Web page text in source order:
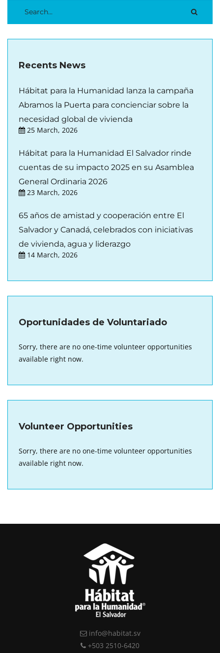
Recents News
Hábitat para la Humanidad lanza la campaña
Abramos la Puerta para concienciar sobre la
necesidad global de vivienda
25 March, 2026
Hábitat para la Humanidad El Salvador rinde
cuentas de su impacto 2025 en su Asamblea
General Ordinaria 2026
23 March, 2026
65 años de amistad y cooperación entre El
Salvador y Canadá, celebrados con iniciativas
de vivienda, agua y liderazgo
14 March, 2026
Oportunidades de Voluntariado
Sorry, there are no one-time volunteer opportunities
available right now.
Volunteer Opportunities
Sorry, there are no one-time volunteer opportunities
available right now.
info@habitat.sv
+503 2510-6420